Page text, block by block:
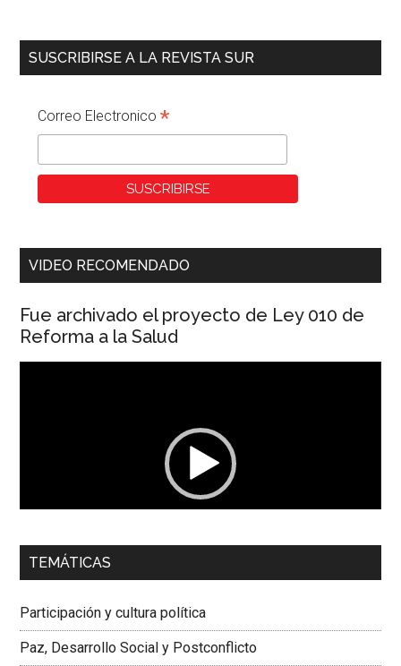
SUSCRIBIRSE A LA REVISTA SUR
Correo Electronico*
VIDEO RECOMENDADO
Fue archivado el proyecto de Ley 010 de
Reforma a la Salud
00:00 01:04
Dra. Carolina Corcho Mejía,Presidenta Corporación
Colombiana
TEMÁTICAS
Participación y cultura política
Paz, Desarrollo Social y Postconflicto